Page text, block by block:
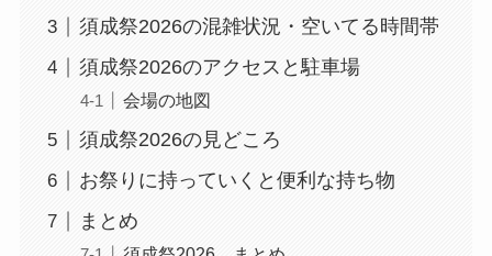
須成祭2026の混雑状況・空いてる時間帯
須成祭2026のアクセスと駐車場
会場の地図
須成祭2026の見どころ
お祭りに持っていくと便利な持ち物
まとめ